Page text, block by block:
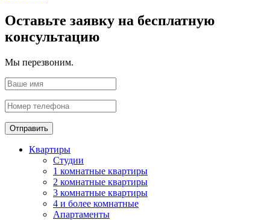
Оставьте заявку на бесплатную
консультацию
Мы перезвоним.
Отправить
Квартиры
Студии
1 комнатные квартиры
2 комнатные квартиры
3 комнатные квартиры
4 и более комнатные
Апартаменты